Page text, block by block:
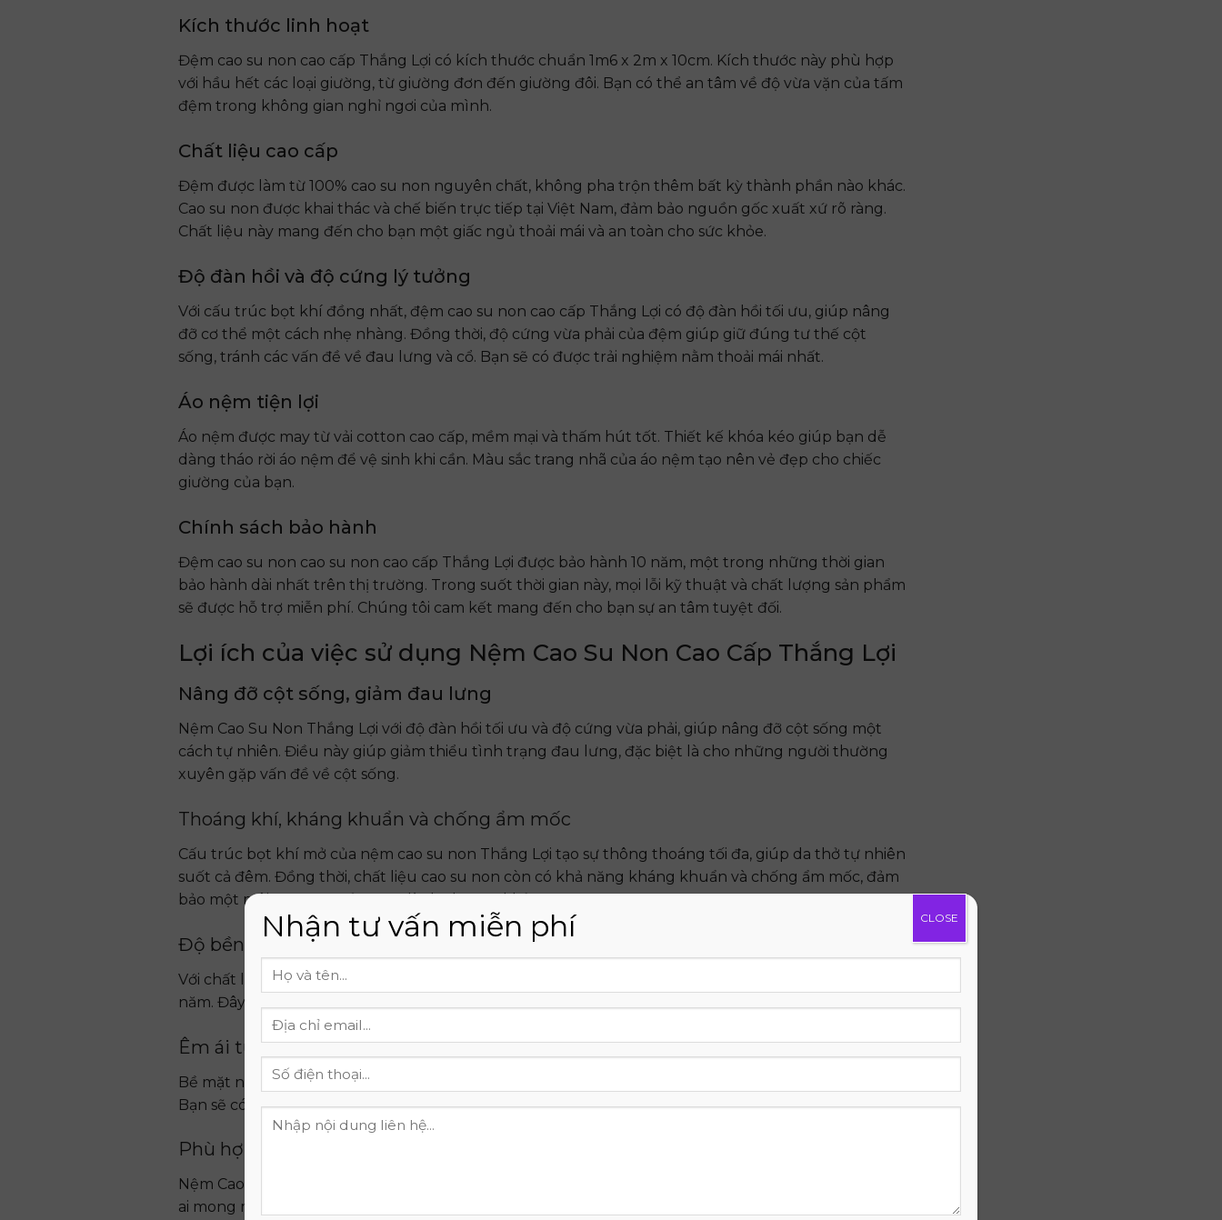
Kích thước linh hoạt
Đệm cao su non cao cấp Thắng Lợi có kích thước chuẩn 1m6 x 2m x 10cm. Kích thước này phù hợp
với hầu hết các loại giường, từ giường đơn đến giường đôi. Bạn có thể an tâm về độ vừa vặn của tấm
đệm trong không gian nghỉ ngơi của mình.
Chất liệu cao cấp
Đệm được làm từ 100% cao su non nguyên chất, không pha trộn thêm bất kỳ thành phần nào khác.
Cao su non được khai thác và chế biến trực tiếp tại Việt Nam, đảm bảo nguồn gốc xuất xứ rõ ràng.
Chất liệu này mang đến cho bạn một giấc ngủ thoải mái và an toàn cho sức khỏe.
Độ đàn hồi và độ cứng lý tưởng
Với cấu trúc bọt khí đồng nhất, đệm cao su non cao cấp Thắng Lợi có độ đàn hồi tối ưu, giúp nâng
đỡ cơ thể một cách nhẹ nhàng. Đồng thời, độ cứng vừa phải của đệm giúp giữ đúng tư thế cột
sống, tránh các vấn đề về đau lưng và cổ. Bạn sẽ có được trải nghiệm nằm thoải mái nhất.
Áo nệm tiện lợi
Áo nệm được may từ vải cotton cao cấp, mềm mại và thấm hút tốt. Thiết kế khóa kéo giúp bạn dễ
dàng tháo rời áo nệm để vệ sinh khi cần. Màu sắc trang nhã của áo nệm tạo nên vẻ đẹp cho chiếc
giường của bạn.
Chính sách bảo hành
Đệm cao su non cao su non cao cấp Thắng Lợi được bảo hành 10 năm, một trong những thời gian
bảo hành dài nhất trên thị trường. Trong suốt thời gian này, mọi lỗi kỹ thuật và chất lượng sản phẩm
sẽ được hỗ trợ miễn phí. Chúng tôi cam kết mang đến cho bạn sự an tâm tuyệt đối.
Lợi ích của việc sử dụng Nệm Cao Su Non Cao Cấp Thắng Lợi
Nâng đỡ cột sống, giảm đau lưng
Nệm Cao Su Non Thắng Lợi với độ đàn hồi tối ưu và độ cứng vừa phải, giúp nâng đỡ cột sống một
cách tự nhiên. Điều này giúp giảm thiểu tình trạng đau lưng, đặc biệt là cho những người thường
xuyên gặp vấn đề về cột sống.
Thoáng khí, kháng khuẩn và chống ẩm mốc
Cấu trúc bọt khí mở của nệm cao su non Thắng Lợi tạo sự thông thoáng tối đa, giúp da thở tự nhiên
suốt cả đêm. Đồng thời, chất liệu cao su non còn có khả năng kháng khuẩn và chống ẩm mốc, đảm
bảo một môi trường ngủ trong lành cho sức khỏe.
Độ bền vượt trội
Với chất lượng cao su non đạt chuẩn quốc tế,
năm. Đây là một sự đầu tư đáng giá cho giấc ngủ của bạn, tiết kiệm chi phí trong dài hạn.
Êm ái tuyệt đối
Bề mặt nệm mềm mại, đàn hồi tốt giúp nâng niu cơ thể, tạo cảm giác thư giãn và thoải mái tối đa.
Bạn sẽ có một giấc ngủ sâu, ngon hơn mỗi đêm với nệm cao su non Thắng Lợi.
Phù hợp cho mọi đối tượng
Nệm Cao Su Non Thắng Lợi là sự lựa chọn lý tưởng cho người lớn tuổi, người bị đau lưng hay bất kỳ
ai mong muốn trải nghiệm giấc ngủ chất lượng. Sản phẩm mang đến sự nâng đỡ và êm ái cần thiết
Nhận tư vấn miễn phí CLOSE